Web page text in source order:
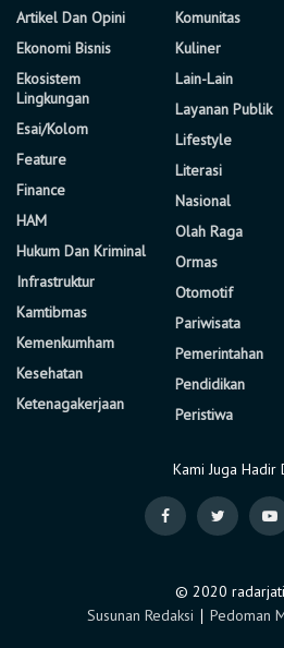
Artikel Dan Opini
Ekonomi Bisnis
Ekosistem
Lingkungan
Esai/Kolom
Feature
Finance
HAM
Hukum Dan Kriminal
Infrastruktur
Kamtibmas
Kemenkumham
Kesehatan
Ketenagakerjaan
Komunitas
Kuliner
Lain-Lain
Layanan Publik
Lifestyle
Literasi
Nasional
Olah Raga
Ormas
Otomotif
Pariwisata
Pemerintahan
Pendidikan
Peristiwa
Kami Juga Hadir
© 2020
Susunan Redaksi ∣ Pedoman